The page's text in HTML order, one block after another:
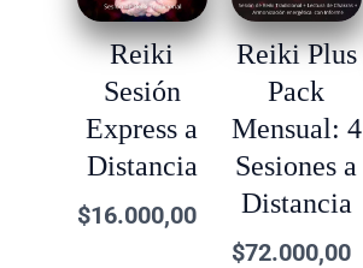
Reiki
Sesión
Express a
Distancia
$16.000,00
Reiki Plus
Pack
Mensual: 4
Sesiones a
Distancia
$72.000,00